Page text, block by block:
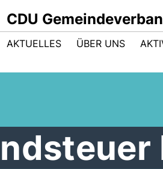
CDU
AKTUELLES ÜBER UNS